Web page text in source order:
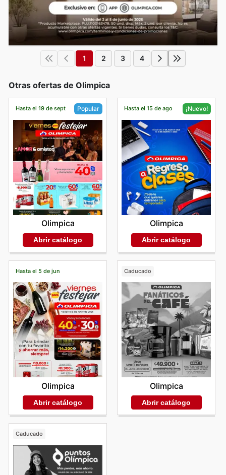
1 2 3 4
Otras ofertas de Olimpica
Hasta el 19 de sept Popular
Olimpica
Abrir catálogo
Hasta el 15 de ago ¡Nuevo!
Olimpica
Abrir catálogo
Hasta el 5 de jun
Olimpica
Abrir catálogo
Caducado
Olimpica
Abrir catálogo
Caducado